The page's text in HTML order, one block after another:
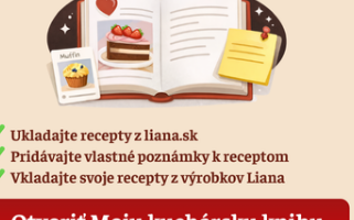
čo jeme – s ohľadom na potreby vlastného
na zdravie.